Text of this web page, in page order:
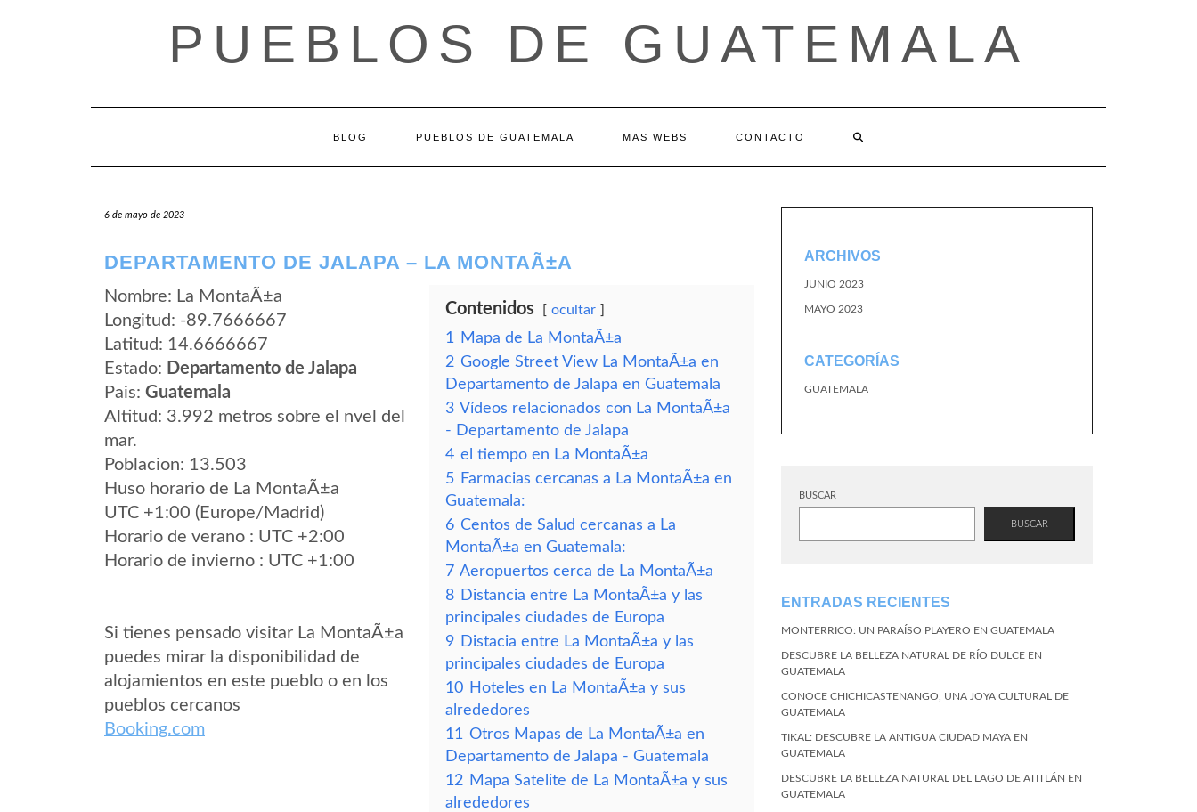
PUEBLOS DE GUATEMALA
BLOG PUEBLOS DE GUATEMALA MAS WEBS CONTACTO
6 de mayo de 2023
DEPARTAMENTO DE JALAPA – LA MONTAÃ±A
Nombre: La MontaÃ±a
Longitud: -89.7666667
Latitud: 14.6666667
Estado: Departamento de Jalapa
Pais: Guatemala
Altitud: 3.992 metros sobre el nvel del
mar.
Poblacion: 13.503
Huso horario de La MontaÃ±a
UTC +1:00 (Europe/Madrid)
Horario de verano : UTC +2:00
Horario de invierno : UTC +1:00
Si tienes pensado visitar La MontaÃ±a
puedes mirar la disponibilidad de
alojamientos en este pueblo o en los
pueblos cercanos
Booking.com
Contenidos ocultar
1
Mapa de La MontaÃ±a
2 Google Street View La MontaÃ±a en
Departamento de Jalapa en Guatemala
3 Vídeos relacionados con La MontaÃ±a
- Departamento de Jalapa
4 el tiempo en La MontaÃ±a
5 Farmacias cercanas a La MontaÃ±a en
Guatemala:
6 Centos de Salud cercanas a La
MontaÃ±a en Guatemala:
7 Aeropuertos cerca de La MontaÃ±a
8 Distancia entre La MontaÃ±a y las
principales ciudades de Europa
9 Distacia entre La MontaÃ±a y las
principales ciudades de Europa
10 Hoteles en La MontaÃ±a y sus
alrededores
11 Otros Mapas de La MontaÃ±a en
Departamento de Jalapa - Guatemala
12 Mapa Satelite de La MontaÃ±a y sus
alrededores
ARCHIVOS
JUNIO 2023
MAYO 2023
CATEGORÍAS
GUATEMALA
BUSCAR
BUSCAR
ENTRADAS RECIENTES
MONTERRICO: UN PARAÍSO PLAYERO EN GUATEMALA
DESCUBRE LA BELLEZA NATURAL DE RÍO DULCE EN
GUATEMALA
CONOCE CHICHICASTENANGO, UNA JOYA CULTURAL DE
GUATEMALA
TIKAL: DESCUBRE LA ANTIGUA CIUDAD MAYA EN
GUATEMALA
DESCUBRE LA BELLEZA NATURAL DEL LAGO DE ATITLÁN EN
GUATEMALA